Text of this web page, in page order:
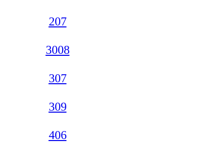
207
3008
307
309
406